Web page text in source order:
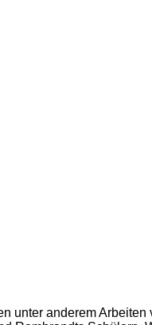
unter anderem